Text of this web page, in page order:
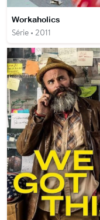
Workaholics
Série • 2011